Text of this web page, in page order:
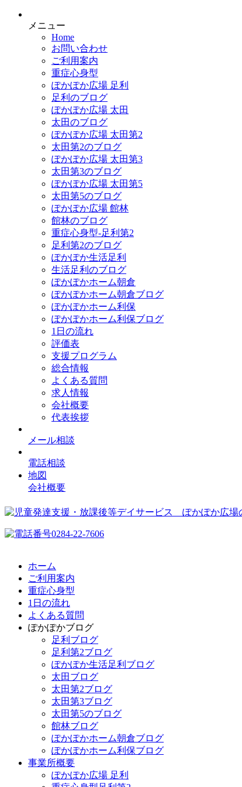
メニュー
Home
お問い合わせ
ご利用案内
重症心身型
ぽかぽか広場 足利
足利のブログ
ぽかぽか広場 太田
太田のブログ
ぽかぽか広場 太田第2
太田第2のブログ
ぽかぽか広場 太田第3
太田第3のブログ
ぽかぽか広場 太田第5
太田第5のブログ
ぽかぽか広場 館林
館林のブログ
重症心身型-足利第2
足利第2のブログ
ぽかぽか生活足利
生活足利のブログ
ぽかぽかホーム朝倉
ぽかぽかホーム朝倉ブログ
ぽかぽかホーム利保
ぽかぽかホーム利保ブログ
1日の流れ
評価表
支援プログラム
総合情報
よくある質問
求人情報
会社概要
代表挨拶
メール相談
電話相談
地図
会社概要
ホーム
ご利用案内
重症心身型
1日の流れ
よくある質問
ぽかぽかブログ
足利ブログ
足利第2ブログ
ぽかぽか生活足利ブログ
太田ブログ
太田第2ブログ
太田第3ブログ
太田第5のブログ
館林ブログ
ぽかぽかホーム朝倉ブログ
ぽかぽかホーム利保ブログ
事業所概要
ぽかぽか広場 足利